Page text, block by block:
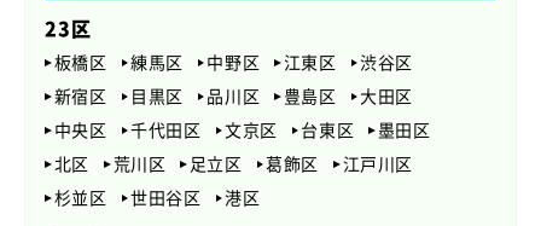
23区
板橋区 練馬区 中野区 江東区
渋谷区
新宿区
目黒区 品川区 豊島区
大田区
中央区
千代田区 文京区 台東区
墨田区
北区
荒川区 足立区 葛飾区
江戸川区
杉並区
世田谷区 港区